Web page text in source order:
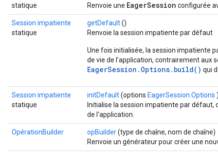
statique
Renvoie une EagerSession configurée
Session impatiente
statique
getDefault()
Renvoie la session impatiente par défaut
Une fois initialisée, la session impatiente
de vie de l'application, contrairement aux
EagerSession.Options.build() qui
Session impatiente
statique
initDefault(options EagerSession.Options
Initialise la session impatiente par
de l'application.
OpérationBuilder opBuilder(type de chaîne, nom de chaîne)
Renvoie un générateur pour créer une